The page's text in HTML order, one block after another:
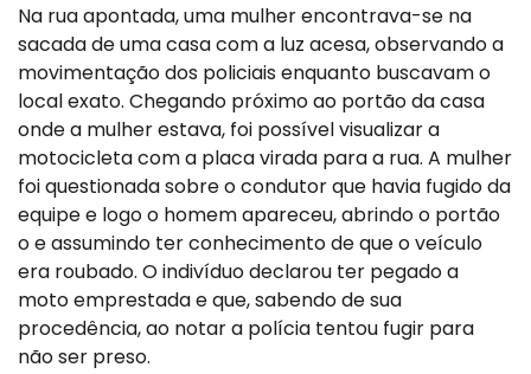
Na rua apontada, uma mulher encontrava-se na
sacada de uma casa com a luz acesa, observando a
movimentação dos policiais enquanto buscavam o
local exato. Chegando próximo ao portão da casa
onde a mulher estava, foi possível visualizar a
motocicleta com a placa virada para a rua. A mulher
foi questionada sobre o condutor que havia fugido da
equipe e logo o homem apareceu, abrindo o portão
o e assumindo ter conhecimento de que o veículo
era roubado. O indivíduo declarou ter pegado a
moto emprestada e que, sabendo de sua
procedência, ao notar a polícia tentou fugir para
não ser preso.